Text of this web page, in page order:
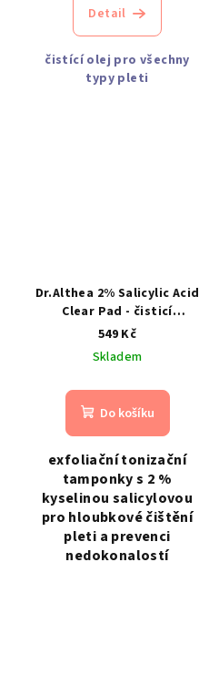
Detail
čistící olej pro všechny
typy pleti
Dr.Althea 2% Salicylic Acid
Clear Pad - čisticí
tamponky s kyselinou
salicylovou
549 Kč
Skladem
Do košíku
exfoliační tonizační
tamponky s 2 %
kyselinou salicylovou
pro hloubkové čištění
pleti a prevenci
nedokonalostí